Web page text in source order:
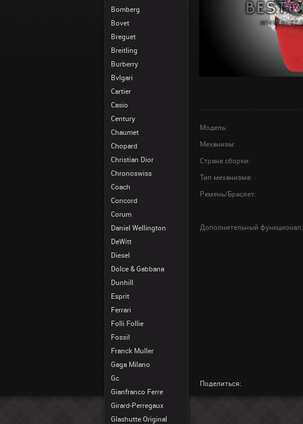
Bomberg
Bovet
Breguet
Breitling
Burberry
Bvlgari
Cartier
Casio
Century
Chaumet
Chopard
Christian Dior
Chronoswiss
Coach
Concord
Corum
Daniel Wellington
DeWitt
Diesel
Dolce & Gabbana
Dunhill
Esprit
Ferrari
Folli Follie
Fossil
Franck Muller
Gaga Milano
Gc
Gianfranco Ferre
Girard-Perregaux
Glashutte Original
Модель:
Механизм:
Страна сборки:
Тип механизма:
Ремень/Браслет:
Дополнительный функционал:
Поделиться: